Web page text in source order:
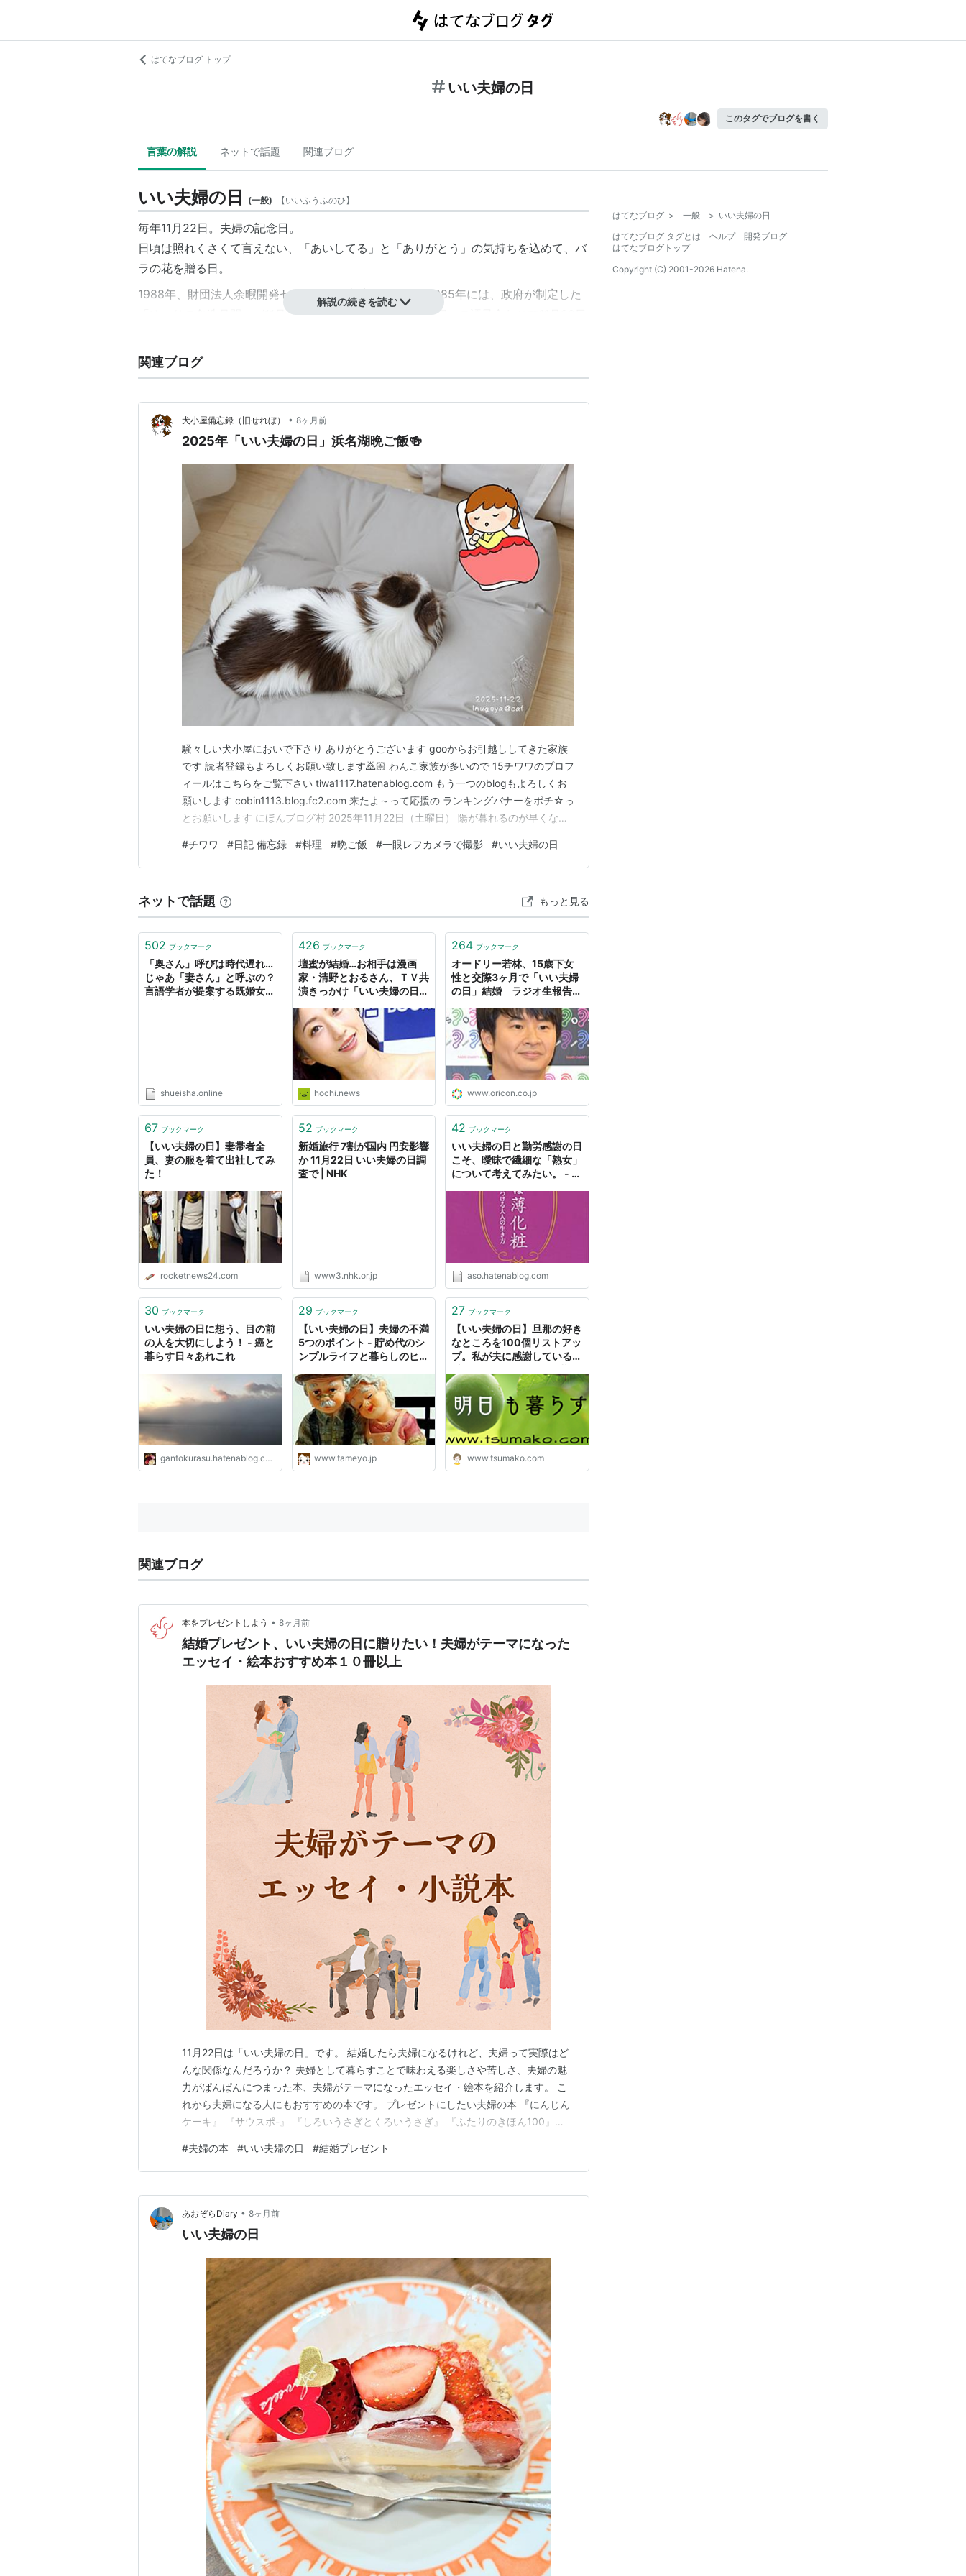
はてなブログ トップ
いい夫婦の日
このタグでブログを書く
言葉の解説 ネットで話題 関連ブログ
いい夫婦の日 (一般) 【いいふうふのひ】
毎年11月22日。夫婦の記念日。
日頃は照れくさくて言えない、「あいしてる」と「ありがとう」の気持ちを込めて、バ
ラの花を贈る日。
1988年、財団法人余暇開発センター*1 が制定したもの。1985年には、政府が制定した
「ゆとりの創造月間」が11月ということもあり、「いい夫婦」の語呂合わせで11月22日
センター主導の活動ののち、異業種企業・団体による「いい夫婦の日」をすすめる会が
発足している。
「いい夫婦の日をすすめる会」の活動
「パートナー・オブ・ザ・イヤー 」選出
「いい夫婦 川柳コンテスト」の開催
2011年「いい夫婦大賞」作品：
「新しい 手帳に妻の 誕生日」
現（財）社会経済生産性本部
解説の続きを読む
関連ブログ
犬小屋備忘録（旧せれぼ） • 8ヶ月前
2025年「いい夫婦の日」浜名湖晩ご飯🍻
騒々しい犬小屋においで下さり ありがとうございます gooからお引越ししてきた家族
です 読者登録もよろしくお願い致します🙇🏼 わんこ家族が多いので 15チワワのプロフ
ィールはこちらをご覧下さい tiwa1117.hatenablog.com もう一つのblogもよろしくお
願いします cobin1113.blog.fc2.com 来たよ～って応援の ランキングバナーをポチ☆っ
とお願いします にほんブログ村 2025年11月22日（土曜日） 陽が暮れるのが早くなっ
ではありますが いい夫婦の日でもあります🤗 この日の浜名…
#チワワ #日記 備忘録 #料理 #晩ご飯 #一眼レフカメラで撮影 #いい夫婦の日
ネットで話題 もっと見る
502 ブックマーク
「奥さん」呼びは時代遅れ…
じゃあ「妻さん」と呼ぶの？
言語学者が提案する既婚女性
shueisha.online
426 ブックマーク
壇蜜が結婚…お相手は漫画
家・清野とおるさん、ＴＶ共
演きっかけ「いい夫婦の日」
hochi.news
264 ブックマーク
オードリー若林、15歳下女
性と交際3ヶ月で「いい夫婦
の日」結婚 ラジオ生報告で
www.oricon.co.jp
67 ブックマーク
【いい夫婦の日】妻帯者全
員、妻の服を着て出社してみ
た！
rocketnews24.com
52 ブックマーク
新婚旅行 7割が国内 円安影響
か 11月22日 いい夫婦の日調
査で | NHK
www3.nhk.or.jp
42 ブックマーク
いい夫婦の日と勤労感謝の日
こそ、曖昧で繊細な「熟女」
について考えてみたい。 - さ
aso.hatenablog.com
30 ブックマーク
いい夫婦の日に想う、目の前
の人を大切にしよう！ - 癌と
暮らす日々あれこれ
gantokurasu.hatenablog.com
29 ブックマーク
【いい夫婦の日】夫婦の不満
5つのポイント - 貯め代のシ
ンプルライフと暮らしのヒン
www.tameyo.jp
27 ブックマーク
【いい夫婦の日】旦那の好き
なところを100個リストアッ
プ。私が夫に感謝している一
す。
www.tsumako.com
関連ブログ
本をプレゼントしよう • 8ヶ月前
結婚プレゼント、いい夫婦の日に贈りたい！夫婦がテーマになった
エッセイ・絵本おすすめ本１０冊以上
11月22日は「いい夫婦の日」です。 結婚したら夫婦になるけれど、夫婦って実際はど
んな関係なんだろうか？ 夫婦として暮らすことで味わえる楽しさや苦しさ、夫婦の魅
力がぱんぱんにつまった本、夫婦がテーマになったエッセイ・絵本を紹介します。 こ
れから夫婦になる人にもおすすめの本です。 プレゼントにしたい夫婦の本 『にんじん
ケーキ』 『サウスポ-』 『しろいうさぎとくろいうさぎ』 『ふたりのきほん100』
間における愛の適温』 『高峰秀子 夫婦の流儀 完全版』 『次郎と正子: 娘が語る素顔の
白洲家』 『かわいい夫』 『…
#夫婦の本 #いい夫婦の日 #結婚プレゼント
あおぞらDiary • 8ヶ月前
いい夫婦の日
はてなブログ > 一般 > いい夫婦の日
はてなブログ タグとは
ヘルプ
開発ブログ
はてなブログトップ
Copyright (C) 2001-2026 Hatena.